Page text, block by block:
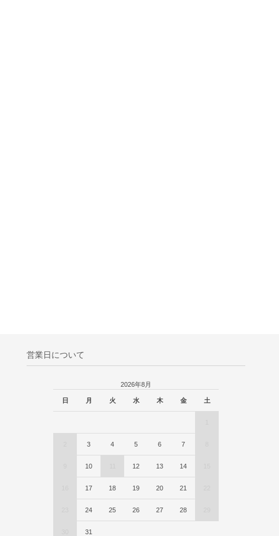
営業日について
2026年8月
日 月 火 水 木 金 土
3 4 5 6 7
10 12 13 14
17 18 19 20 21
24 25 26 27 28
31